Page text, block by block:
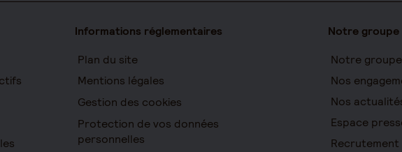
Informations réglementaires
Plan du site
Mentions légales
Gestion des cookies
Protection de vos données
personnelles
Notre groupe
Notre groupe
Nos
Nos
Espace
Recrutement